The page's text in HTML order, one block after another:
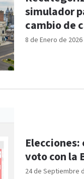
8 de Enero de 2026
simulador
cambio de
24 de Septiembre
voto con la